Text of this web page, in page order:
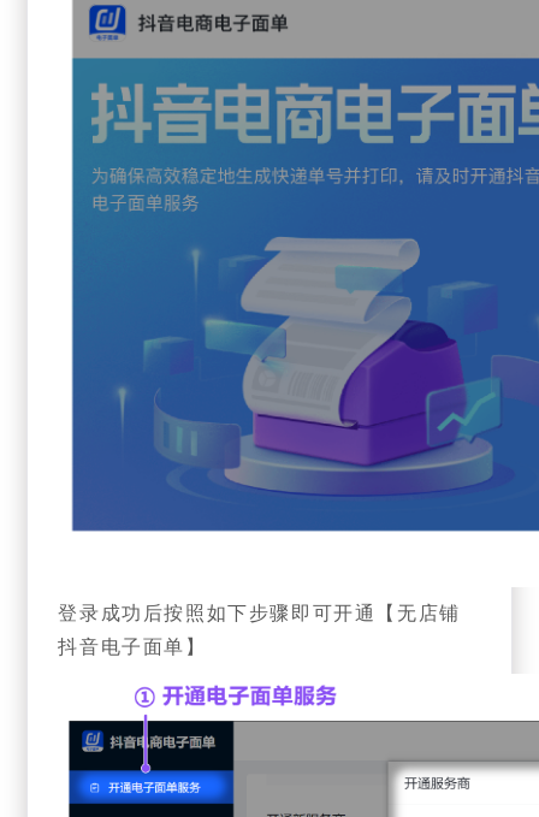
登录成功后按照如下步骤即可开通【无店铺
抖音电子面单】